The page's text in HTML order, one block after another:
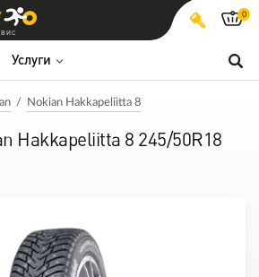
Услуги
0
Nokian Hakkapeliitta 8
Hakkapeliitta 8 245/50R18